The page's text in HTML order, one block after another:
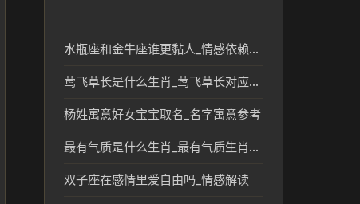
水瓶座和金牛座谁更黏人_情感依赖解析
莺飞草长是什么生肖_莺飞草长对应的生肖及传统寓意解析
杨姓寓意好女宝宝取名_名字寓意参考
最有气质是什么生肖_最有气质生肖的传统文化解读
双子座在感情里爱自由吗_情感解读